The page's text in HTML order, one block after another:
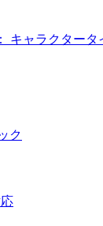
キャラクタータ
ク